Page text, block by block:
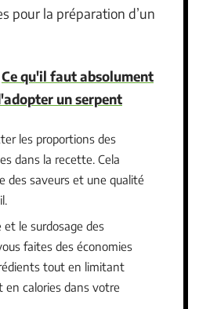
pour la préparation d’un
Ce qu'il faut absolument
un serpent
les proportions des
dans la recette. Cela
des saveurs et une qualité
et le surdosage des
faites des économies
tout en limitant
en calories dans votre